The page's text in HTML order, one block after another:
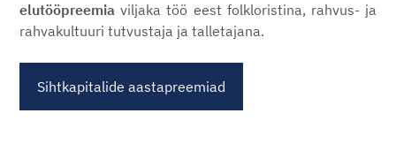
elutööpreemia viljaka töö eest folkloristina, rahvus- ja
rahvakultuuri tutvustaja ja talletajana.
Sihtkapitalide aastapreemiad